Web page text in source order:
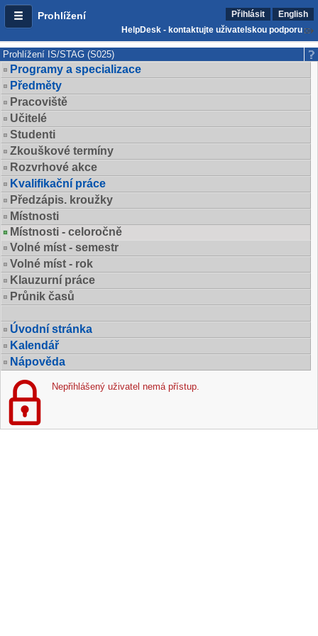
Prohlížení Přihlásit
English
HelpDesk - kontaktujte uživatelskou podporu
Prohlížení IS/STAG (S025)
Programy a specializace
Předměty
Pracoviště
Učitelé
Studenti
Zkouškové termíny
Rozvrhové akce
Kvalifikační práce
Předzápis. kroužky
Místnosti
Místnosti - celoročně
Volné míst - semestr
Volné míst - rok
Klauzurní práce
Průnik časů
Úvodní stránka
Kalendář
Nápověda
Nepřihlášený uživatel nemá přístup.